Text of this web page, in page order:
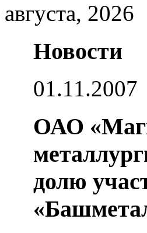
2026
Новости
01.11.2007
ОАО
долю